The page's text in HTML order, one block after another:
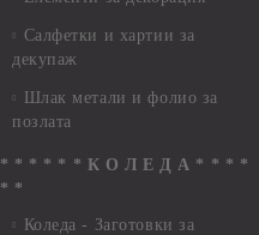
Салфетки и хартии за
декупаж
Шлак метали и фолио за
позлата
* * * * * * К О Л Е Д А * * * *
* *
Коледа - Заготовки за